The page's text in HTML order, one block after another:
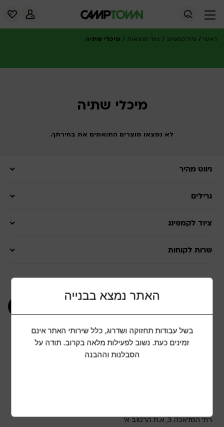
ראשי / ציוד קמפינג / ציוד מחנאות / מיכלי שתיה
מיכלי שתיה
לא נמצאו מוצרים התואמים את בחירתך.
רח' המלאכה 3, א.ת הרטוב א'
ניווט מהיר
גרילים
ציוד לקמפינג
שרות לקוחות
הצטרפות למועדון לקוחות
אני מאשר/ת קבלת תוכן שיווקי ופרסומי בשליחת
כתובת מייל זו
האתר נמצא בבנייה
בשל עבודות תחזוקה ושדרוג, כלל שירותי האתר אינם
זמינים כעת. נשוב לפעילות מלאה בקרוב. תודה על
הסבלנות וההבנה